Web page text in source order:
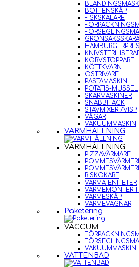
BOTTENSKÅP
FISKSKALARE
KORVSTOPPARE
KÖTTKVARN
OSTRIVARE
PASTAMASKIN
POTATIS-MUSSEL
SKÄRMASKINER
SNABBHACK
STAVMIXER /VISP
VÅGAR
VAKUUMMASKIN
VARMHÅLLNING
VARMHÅLLNING
PIZZAVÄRMARE
RISKOKARE
VARMA ENHETER
VÄRMEMONTER-
VÄRMESKÅP
VÄRMEVAGNAR
Paketering
VACCUM
VAKUUMMASKIN
VATTENBAD